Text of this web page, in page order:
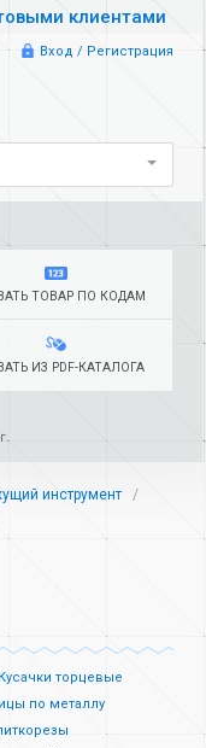
клиентами
Вход / Регистрация
ТОВАР ПО КОДАМ
ИЗ PDF-КАТАЛОГА
инструмент
Кусачки торцевые
по металлу